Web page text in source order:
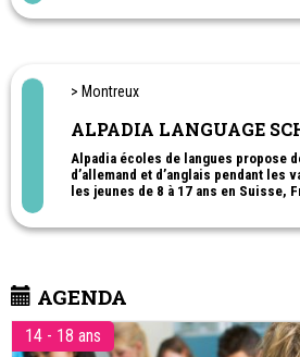
> Montreux
ALPADIA LANGUAGE
Alpadia écoles de langues propose
d’allemand et d’anglais pendant les
les jeunes de 8 à 17 ans en Suisse,
pour adultes à Berlin ou Freiburg-im-
AGENDA
14 - 18 ans